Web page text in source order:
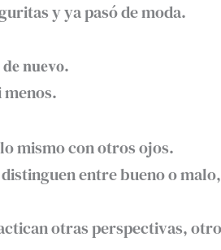
y ya pasó de moda.⁣
𝐧𝐮𝐞𝐯𝐨.
menos.⁣
mismo con otros ojos.
distinguen entre bueno o
otras perspectivas,